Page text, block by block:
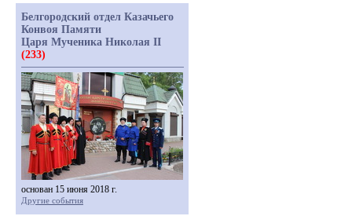
Белгородский отдел Казачьего
Конвоя Памяти
Царя Мученика Николая II
(233)
основан 15 июня 2018 г.
Другие события